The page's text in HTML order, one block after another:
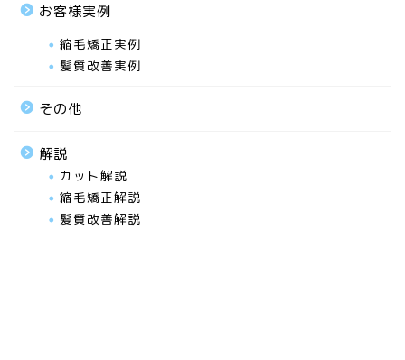
お客様実例
縮毛矯正実例
髪質改善実例
その他
解説
カット解説
縮毛矯正解説
髪質改善解説